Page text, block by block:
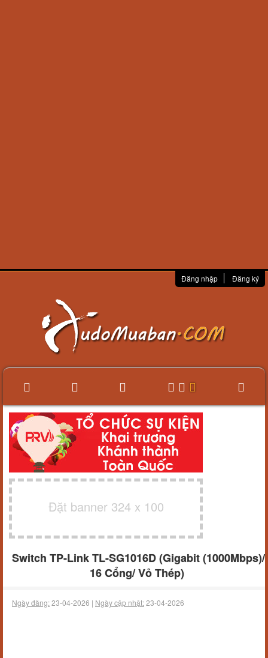
Đăng nhập Đăng ký
Đặt banner 324 x 100
Switch TP-Link TL-SG1016D (Gigabit (1000Mbps)/
16 Cổng/ Vỏ Thép)
Ngày đăng:23-04-2026 | Ngày cập nhật:23-04-2026